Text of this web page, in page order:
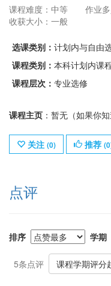
课程难度：中等
作业
收获大小：一般
选课类别： 计划内与自由
课程类别： 本科计划内课
课程层次： 专业选修
课程主页 ：暂无（如果你
关注 (0) 推荐 (0
点评
排序 学期
5条点评 课程学期评分